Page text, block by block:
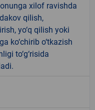
xilof ravishda
qilish,
yo‘q qilish yoki
ko‘chirib o‘tkazish
to‘g‘risida